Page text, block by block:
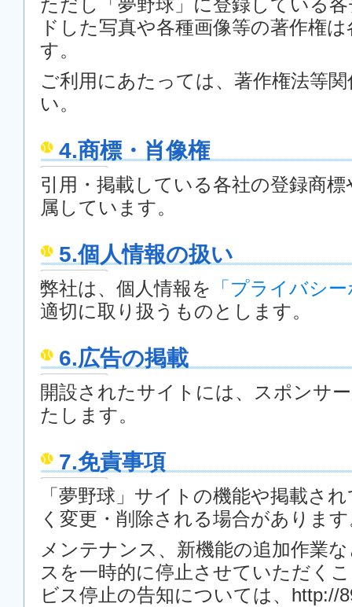
ただし「夢野球」に登録している
ドした写真や各種画像等の著作権
す。
ご利用にあたっては、著作権法等
い。
4.商標・肖像権
引用・掲載している各社の登録商
属しています。
5.個人情報の扱い
弊社は、個人情報を
「プライバシ
適切に取り扱うものとします。
6.広告の掲載
開設されたサイトには、スポンサ
たします。
7.免責事項
「夢野球」サイトの機能や掲載さ
く変更・削除される場合がありま
メンテナンス、新機能の追加作業
スを一時的に停止させていただく
ビス停止の告知については、http://